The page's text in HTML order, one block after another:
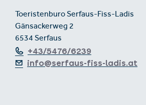
Toeristenburo Serfaus-Fiss-Ladis
Gänsackerweg 2
6534 Serfaus
+43/5476/6239
info@serfaus-fiss-ladis.at